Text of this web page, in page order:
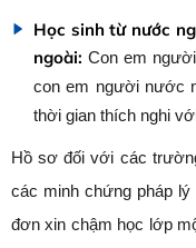
Học sinh từ nước
ngoài: Con em
con em người nước
thời gian thích nghi
Hồ sơ đối với các
các minh chứng pháp
đơn xin chậm học lớp